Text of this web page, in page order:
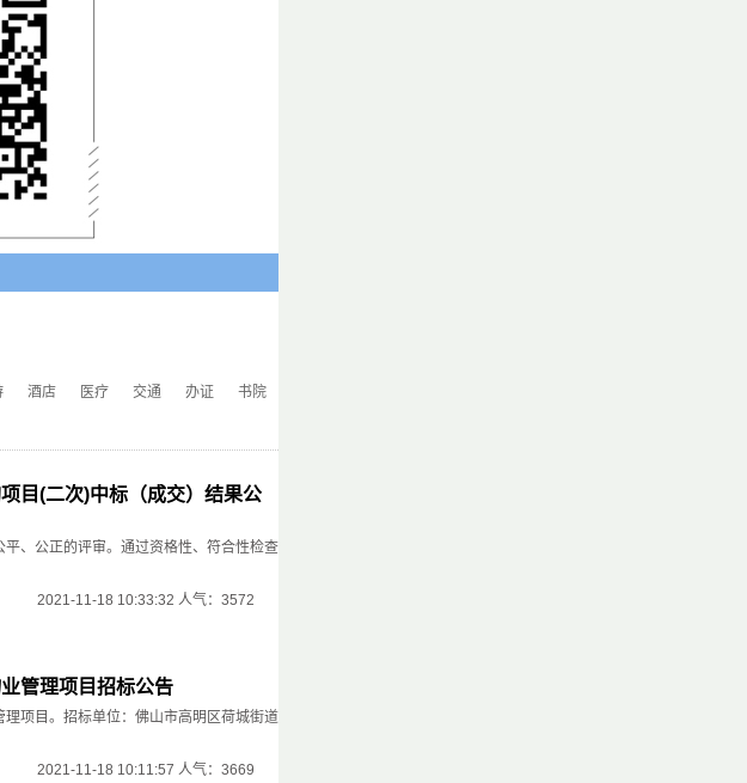
酒店 医疗 交通 办证
书院
目(二次)中标（成交）结果公
、公正的评审。通过资格性、符合性检查
2021-11-18 10:33:32 人气：3572
管理项目招标公告
项目。招标单位：佛山市高明区荷城街道
2021-11-18 10:11:57 人气：3669